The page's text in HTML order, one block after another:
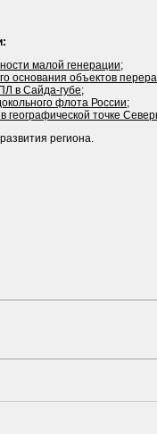
малой генерации;
основания объектов
в Сайда-губе;
флота России;
географической точке
региона.